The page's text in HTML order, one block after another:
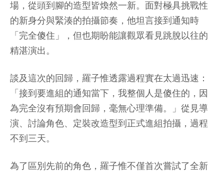
場，從頭到腳的造型皆煥然一新。面對極具挑戰性
的新身分與緊湊的拍攝節奏，他坦言接到通知時
「完全傻住」，但也期盼能讓觀眾看見跳脫以往的
精湛演出。
談及這次的回歸，羅子惟透露過程實在太過迅速：
「接到要進組的通知當下，我整個人是傻住的，因
為完全沒有預期會回歸，毫無心理準備。」從見導
演、討論角色、定裝改造型到正式進組拍攝，過程
不到三天。
為了區別先前的角色，羅子惟不僅首次嘗試了全新